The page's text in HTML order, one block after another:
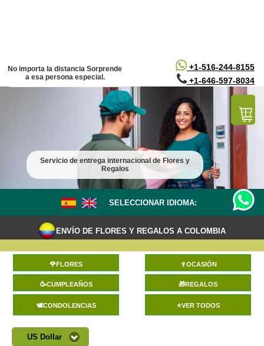
+1-516-244-8155
+1-646-597-8034
No importa la distancia Sorprende
a esa persona especial.
Servicio de entrega internacional de Flores y
Regalos
SELECCIONAR IDIOMA:
ENVÍO DE FLORES Y REGALOS A COLOMBIA
🌹FLORES 🍷OCASIÓN
🥳CUMPLEAÑOS 🎁REGALOS
🕊️CONDOLENCIAS ⭐VER TODOS
US Dollar